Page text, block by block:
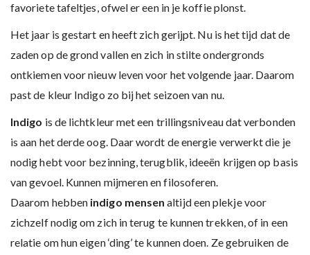
favoriete tafeltjes, ofwel er een in je koffie plonst.
Het jaar is gestart en heeft zich gerijpt. Nu is het tijd dat de
zaden op de grond vallen en zich in stilte ondergronds
ontkiemen voor nieuw leven voor het volgende jaar. Daarom
past de kleur Indigo zo bij het seizoen van nu.
Indigo is de lichtkleur met een trillingsniveau dat verbonden
is aan het derde oog. Daar wordt de energie verwerkt die je
nodig hebt voor bezinning, terugblik, ideeën krijgen op basis
van gevoel. Kunnen mijmeren en filosoferen.
Daarom hebben indigo mensen altijd een plekje voor
zichzelf nodig om zich in terug te kunnen trekken, of in een
relatie om hun eigen ‘ding’ te kunnen doen. Ze gebruiken de